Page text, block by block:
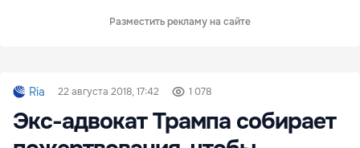
Разместить рекламу на сайте
Ria 22 августа 2018, 17:42 1 078
Экс-адвокат Трампа собирает